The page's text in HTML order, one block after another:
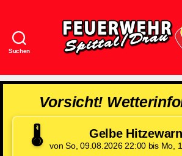
Suchen
Spittal/
Vorsicht!
🌡️ Gelbe
von So, 09.08.2026 22:00 bis Mo,